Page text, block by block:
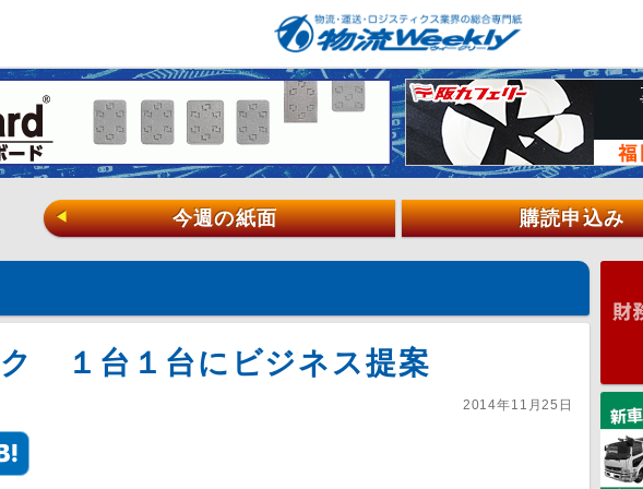
◀ 今週の紙面 購読申込み
１台１台にビジネス提案
2014年11月25日